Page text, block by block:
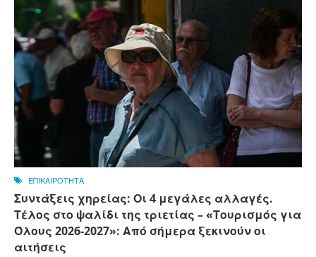
ΕΠΙΚΑΙΡΟΤΗΤΑ
Συντάξεις χηρείας: Οι 4 μεγάλες αλλαγές.
Τέλος στο ψαλίδι της τριετίας – «Τουρισμός για
Όλους 2026-2027»: Από σήμερα ξεκινούν οι
αιτήσεις